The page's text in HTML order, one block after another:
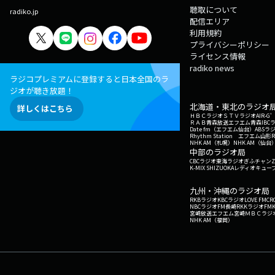
radiko.jp
ラジコプレミアムに登録すると日本全国のラ
ジオが聴き放題！
詳しくはこちら
聴取について
配信エリア
利用規約
プライバシーポリシー
ライセンス情報
radiko news
北海道・東北のラジオ
ＨＢＣラジオＳＴＶラジオAIR-G'
ＲＡＢ青森放送エフエム青森IBC
Date fm（エフエム仙台） ABSラ
Rhythm Station エフエム山形
NHK AM（札幌） NHK AM（仙台
中部のラジオ局
CBCラジオ東海ラジオぎふチャン
K-MIX SHIZUOKAレディオキュー
九州・沖縄のラジオ局
RKBラジオKBCラジオLOVE FM
NBCラジオFM長崎RKKラジオ
宮崎放送エフエム宮崎ＭＢＣラジ
NHK AM（福岡）